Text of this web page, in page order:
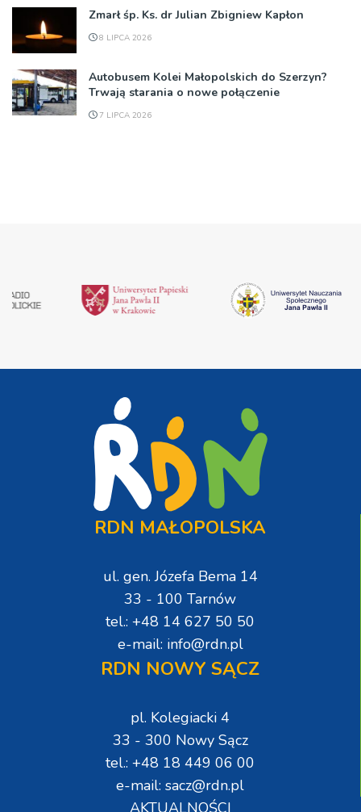
Zmarł śp. Ks. dr Julian Zbigniew Kapłon
8 LIPCA 2026
Autobusem Kolei Małopolskich do Szerzyn?
Trwają starania o nowe połączenie
7 LIPCA 2026
RDN MAŁOPOLSKA
ul. gen. Józefa Bema 14
33 - 100 Tarnów
tel.: +48 14 627 50 50
e-mail: info@rdn.pl
RDN NOWY SĄCZ
pl. Kolegiacki 4
33 - 300 Nowy Sącz
tel.: +48 18 449 06 00
e-mail: sacz@rdn.pl
AKTUALNOŚCI